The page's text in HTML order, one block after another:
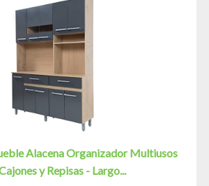
Alacena Organizador Multiusos
y Repisas - Largo...